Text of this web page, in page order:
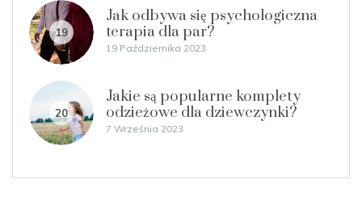
19
Jak odbywa się psychologiczna
terapia dla par?
19 Października 2023
20
Jakie są popularne komplety
odzieżowe dla dziewczynki?
7 Września 2023